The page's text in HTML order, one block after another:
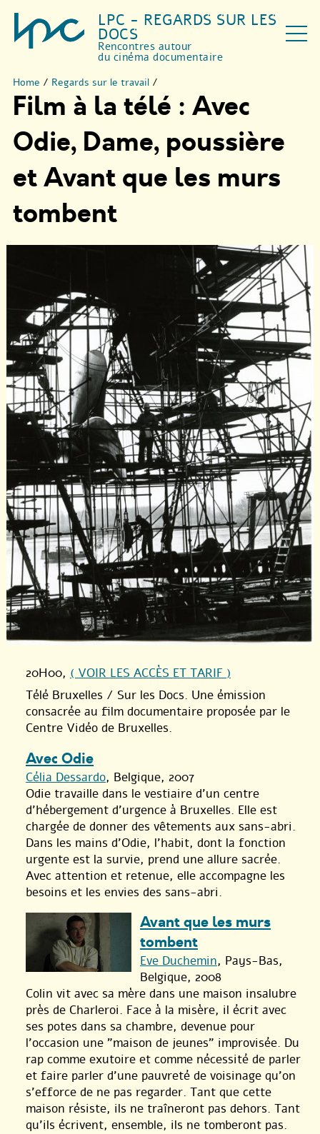
LPC - REGARDS SUR LES
DOCS
Rencontres autour
du cinéma documentaire
Home / Regards sur le travail /
Film à la télé : Avec
Odie, Dame, poussière
et Avant que les murs
tombent
20H00, ( VOIR LES ACCÈS ET TARIF )
Télé Bruxelles / Sur les Docs. Une émission
consacrée au film documentaire proposée par le
Centre Vidéo de Bruxelles.
Avec Odie
Célia Dessardo, Belgique, 2007
Odie travaille dans le vestiaire d’un centre
d’hébergement d’urgence à Bruxelles. Elle est
chargée de donner des vêtements aux sans-abri.
Dans les mains d’Odie, l’habit, dont la fonction
urgente est la survie, prend une allure sacrée.
Avec attention et retenue, elle accompagne les
besoins et les envies des sans-abri.
Avant que les murs
tombent
Eve Duchemin, Pays-Bas,
Belgique, 2008
Colin vit avec sa mère dans une maison insalubre
près de Charleroi. Face à la misère, il écrit avec
ses potes dans sa chambre, devenue pour
l’occasion une "maison de jeunes" improvisée. Du
rap comme exutoire et comme nécessité de parler
et faire parler d’une pauvreté de voisinage qu’on
s’efforce de ne pas regarder. Tant que cette
maison résiste, ils ne traîneront pas dehors. Tant
qu’ils écrivent, ensemble, ils ne tomberont pas.